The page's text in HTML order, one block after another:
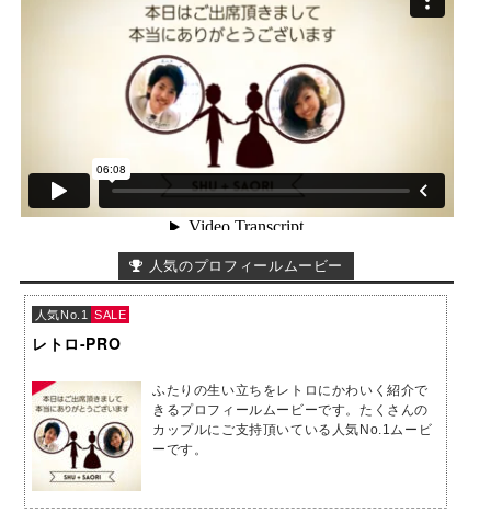
人気のプロフィールムービー
人気No.1 SALE
レトロ-PRO
ふたりの生い立ちをレトロにかわいく紹介で
きるプロフィールムービーです。たくさんの
カップルにご支持頂いている人気No.1ムービ
ーです。